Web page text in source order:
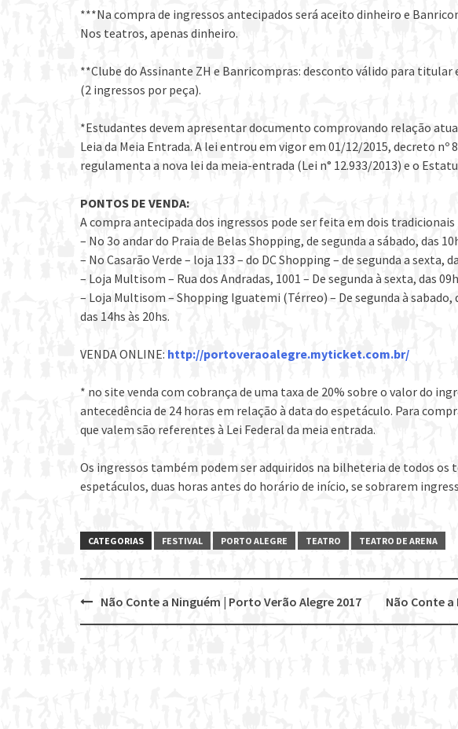
***Na compra de ingressos antecipados será aceito dinheiro e
Nos teatros, apenas dinheiro.
**Clube do Assinante ZH e Banricompras: desconto válido para titular
(2 ingressos por peça).
*Estudantes devem apresentar documento comprovando relação
Leia da Meia Entrada. A lei entrou em vigor em 01/12/2015, decreto nº
regulamenta a nova lei da meia-entrada (Lei n° 12.933/2013) e o
PONTOS DE VENDA:
A compra antecipada dos ingressos pode ser feita em dois
– No 3o andar do Praia de Belas Shopping, de segunda a sábado, das
– No Casarão Verde – loja 133 – do DC Shopping – de segunda a sexta,
– Loja Multisom – Rua dos Andradas, 1001 – De segunda à sexta, das
– Loja Multisom – Shopping Iguatemi (Térreo) – De segunda à sabado,
das 14hs às 20hs.
VENDA ONLINE: http://portoveraoalegre.myticket.com.br/
* no site venda com cobrança de uma taxa de 20% sobre o valor do
antecedência de 24 horas em relação à data do espetáculo. Para
que valem são referentes à Lei Federal da meia entrada.
Os ingressos também podem ser adquiridos na bilheteria de todos os
espetáculos, duas horas antes do horário de início, se sobrarem
CATEGORIAS FESTIVAL PORTO ALEGRE TEATRO TEATRO DE ARENA
Post
Não Conte a
Não Conte a Ninguém | Porto Verão Alegre 2017